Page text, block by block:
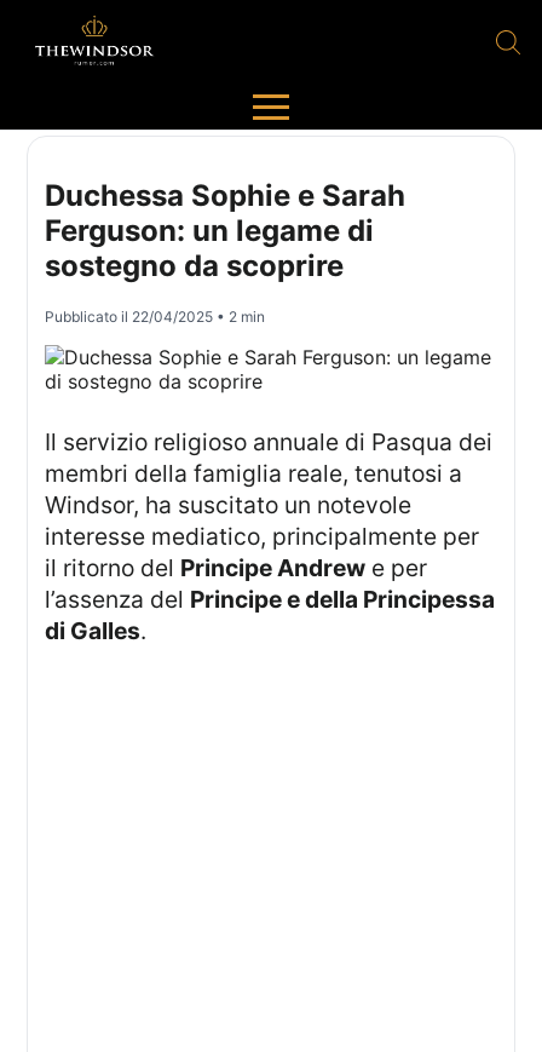
Duchessa Sophie e Sarah
Ferguson: un legame di
sostegno da scoprire
Pubblicato il 22/04/2025 • 2 min
Il servizio religioso annuale di Pasqua dei
membri della famiglia reale, tenutosi a
Windsor, ha suscitato un notevole
interesse mediatico, principalmente per
il ritorno del Principe Andrew e per
l’assenza del Principe e della Principessa
di Galles.